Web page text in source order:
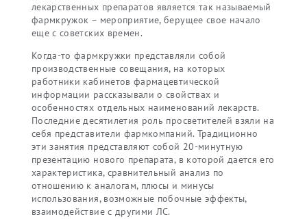
лекарственных препаратов является так называемый
фармкружок – мероприятие, берущее свое начало
еще с советских времен.
Когда-то фармкружки представляли собой
производственные совещания, на которых
работники кабинетов фармацевтической
информации рассказывали о свойствах и
особенностях отдельных наименований лекарств.
Последние десятилетия роль просветителей взяли на
себя представители фармкомпаний. Традиционно
эти занятия представляют собой 20-минутную
презентацию нового препарата, в которой дается его
характеристика, сравнительный анализ по
отношению к аналогам, плюсы и минусы
использования, возможные побочные эффекты,
взаимодействие с другими ЛС.